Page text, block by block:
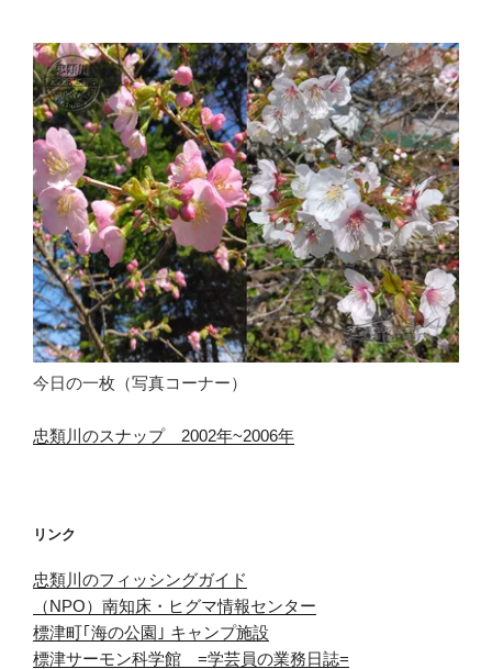
今日の一枚（写真コーナー）
忠類川のスナップ 2002年~2006年
リンク
忠類川のフィッシングガイド
（NPO）南知床・ヒグマ情報センター
標津町｢海の公園｣ キャンプ施設
標津サーモン科学館 =学芸員の業務日誌=